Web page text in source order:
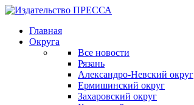
Главная
Округа
Все новости
Рязань
Александро-Невский округ
Ермишинский округ
Захаровский округ